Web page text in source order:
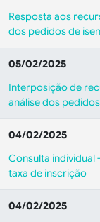
Resposta aos
dos pedidos de
05/02/2025
Interposição de
análise dos
04/02/2025
Consulta individual
taxa de inscrição
04/02/2025